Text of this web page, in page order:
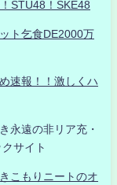
STU48！SKE48
ト乞食DE2000万
速報！！激しくハ
永遠の非リア充・
サイト
こもりニートのオ